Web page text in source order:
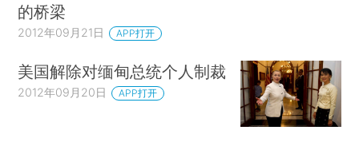
的桥梁
2012年09月21日 APP打开
美国解除对缅甸总统个人制裁
2012年09月20日 APP打开